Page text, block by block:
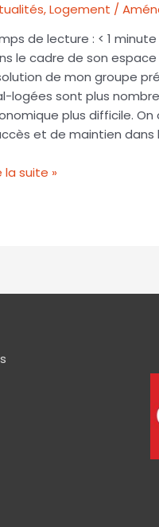
,Logement /
de lecture : < 1 minute
le cadre de son
de mon groupe
logées sont plus
plus difficile.
et de maintien
la suite »